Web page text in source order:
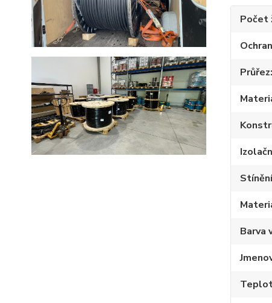
Počet
Průřez
Stínění
Barva